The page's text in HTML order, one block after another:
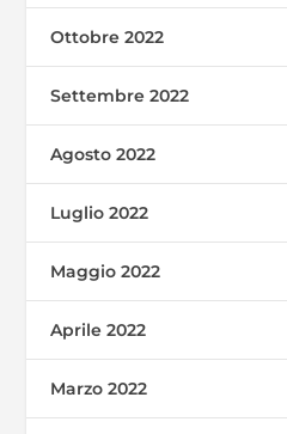
Ottobre 2022
Settembre 2022
Agosto 2022
Luglio 2022
Maggio 2022
Aprile 2022
Marzo 2022